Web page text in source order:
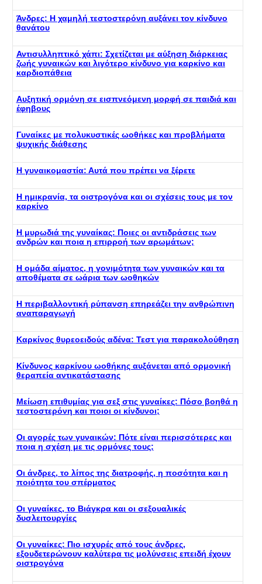
Άνδρες: Η χαμηλή τεστοστερόνη αυξάνει τον κίνδυνο
θανάτου
Αντισυλληπτικό χάπι: Σχετίζεται με αύξηση διάρκειας
ζωής γυναικών και λιγότερο κίνδυνο για καρκίνο και
καρδιοπάθεια
Αυξητική ορμόνη σε εισπνεόμενη μορφή σε παιδιά και
έφηβους
Γυναίκες με πολυκυστικές ωοθήκες και προβλήματα
ψυχικής διάθεσης
Η γυναικομαστία: Αυτά που πρέπει να ξέρετε
Η ημικρανία, τα οιστρογόνα και οι σχέσεις τους με τον
καρκίνο
Η μυρωδιά της γυναίκας: Ποιες οι αντιδράσεις των
ανδρών και ποια η επιρροή των αρωμάτων;
Η ομάδα αίματος, η γονιμότητα των γυναικών και τα
αποθέματα σε ωάρια των ωοθηκών
Η περιβαλλοντική ρύπανση επηρεάζει την ανθρώπινη
αναπαραγωγή
Καρκίνος θυρεοειδούς αδένα: Τεστ για παρακολούθηση
Κίνδυνος καρκίνου ωοθήκης αυξάνεται από ορμονική
θεραπεία αντικατάστασης
Μείωση επιθυμίας για σεξ στις γυναίκες: Πόσο βοηθά η
τεστοστερόνη και ποιοι οι κίνδυνοι;
Οι αγορές των γυναικών: Πότε είναι περισσότερες και
ποια η σχέση με τις ορμόνες τους;
Οι άνδρες, το λίπος της διατροφής, η ποσότητα και η
ποιότητα του σπέρματος
Οι γυναίκες, το Βιάγκρα και οι σεξουαλικές
δυσλειτουργίες
Οι γυναίκες: Πιο ισχυρές από τους άνδρες,
εξουδετερώνουν καλύτερα τις μολύνσεις επειδή έχουν
οιστρογόνα